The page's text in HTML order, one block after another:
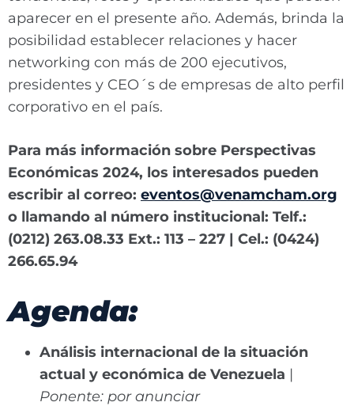
aparecer en el presente año. Además, brinda la
posibilidad establecer relaciones y hacer
networking con más de 200 ejecutivos,
presidentes y CEO´s de empresas de alto perfil
corporativo en el país.
Para más información sobre Perspectivas
Económicas 2024, los interesados pueden
escribir al correo: eventos@venamcham.org
o llamando al número institucional: Telf.:
(0212) 263.08.33 Ext.: 113 – 227 | Cel.: (0424)
266.65.94
Agenda:
Análisis internacional de la situación
actual y económica de Venezuela |
Ponente: por anunciar